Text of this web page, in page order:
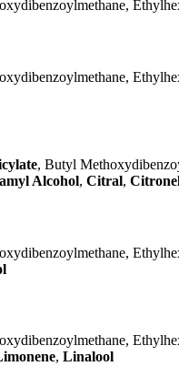
, Butyl
Alcohol, Citral,
, Linalool